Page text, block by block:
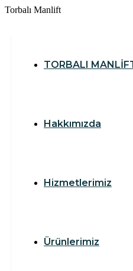
Torbalı Manlift
TORBALI
Hakkımızda
Hizmetlerimiz
Ürünlerimiz